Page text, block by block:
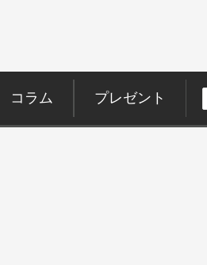
コラム プレゼント